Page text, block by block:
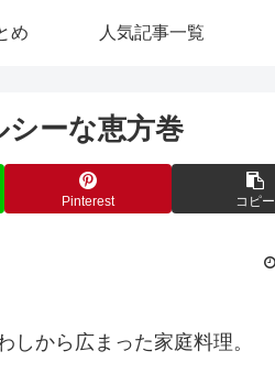
め 人気記事一覧
シーな恵方巻
Pinterest コピー
から広まった家庭料理。